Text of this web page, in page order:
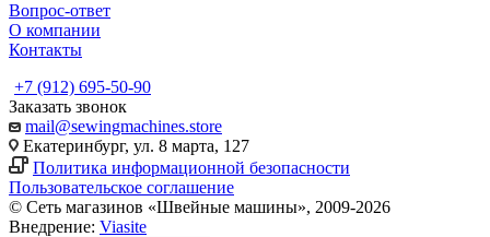
Вопрос-ответ
О компании
Контакты
+7 (912) 695-50-90
Заказать звонок
mail@sewingmachines.store
Екатеринбург, ул. 8 марта, 127
Политика информационной безопасности
Пользовательское соглашение
© Сеть магазинов «Швейные машины», 2009-2026
Внедрение: Viasite